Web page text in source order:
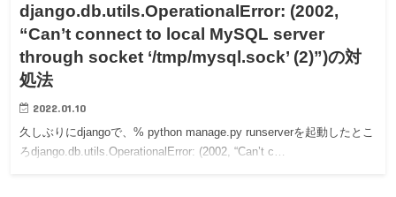
django.db.utils.OperationalError: (2002,
“Can’t connect to local MySQL server
through socket ‘/tmp/mysql.sock’ (2)”)の対
処法
2022.01.10
久しぶりにdjangoで、% python manage.py runserverを起動したとこ
ろdjango.db.utils.OperationalError: (2002, “Can’t c…